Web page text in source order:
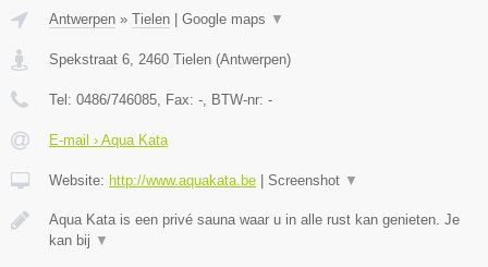
Antwerpen » Tielen | Google maps ▼
Spekstraat 6 2460 Tielen (Antwerpen)
Tel: 0486/746085 , Fax: - , BTW-nr: -
E-mail › Aqua Kata
Website: http://www.aquakata.be | Screenshot ▼
Aqua Kata is een privé sauna waar u in alle rust kan genieten. Je
kan bij ▼